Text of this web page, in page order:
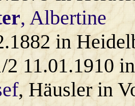
, Albertine
in
2 11.01.1910
, Häusler in